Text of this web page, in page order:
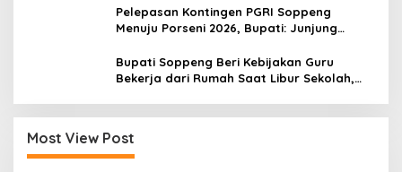
Pelepasan Kontingen PGRI Soppeng
Menuju Porseni 2026, Bupati: Junjung
Latemmamala
Bupati Soppeng Beri Kebijakan Guru
Bekerja dari Rumah Saat Libur Sekolah,
Most View Post